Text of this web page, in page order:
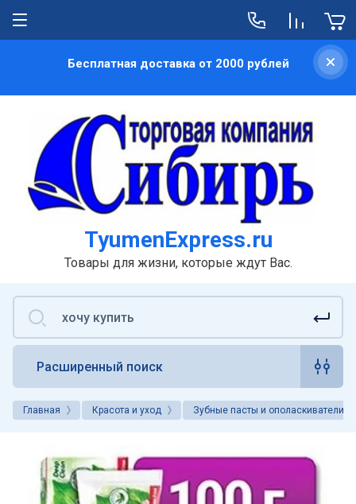
Бесплатная доставка от 2000 рублей
TyumenExpress.ru
Товары для жизни, которые ждут Вас.
Расширенный поиск
Главная Красота и уход Зубные пасты и ополаскиватели